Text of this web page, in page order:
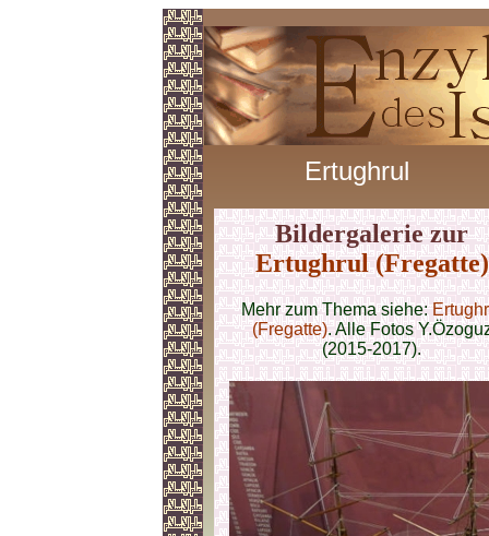
Ertughrul
Bildergalerie zur
Ertughrul (Fregatte)
Mehr zum Thema siehe:
(Fregatte). Alle Fotos
(2015-2017).